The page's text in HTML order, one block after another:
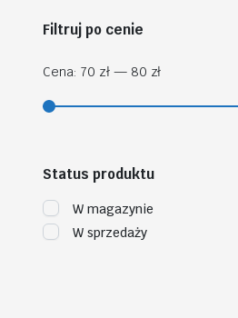
Filtruj po cenie
Cena: 70 zł— 80 zł
Status produktu
W magazynie
W sprzedaży